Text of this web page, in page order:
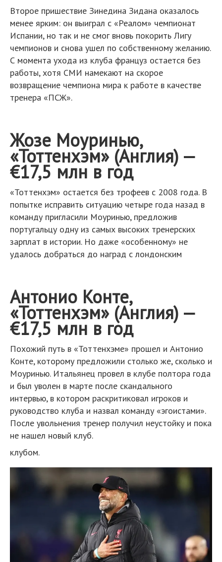
Второе пришествие Зинедина Зидана оказалось
менее ярким: он выиграл с «Реалом» чемпионат
Испании, но так и не смог вновь покорить Лигу
чемпионов и снова ушел по собственному желанию.
С момента ухода из клуба француз остается без
работы, хотя СМИ намекают на скорое
возвращение чемпиона мира к работе в качестве
тренера «ПСЖ».
Жозе Моуринью,
«Тоттенхэм» (Англия) —
€17,5 млн в год
«Тоттенхэм» остается без трофеев с 2008 года. В
попытке исправить ситуацию четыре года назад в
команду пригласили Моуринью, предложив
португальцу одну из самых высоких тренерских
зарплат в истории. Но даже «особенному» не
удалось добраться до наград с лондонским
Антонио Конте,
«Тоттенхэм» (Англия) —
€17,5 млн в год
Похожий путь в «Тоттенхэме» прошел и Антонио
Конте, которому предложили столько же, сколько и
Моуринью. Итальянец провел в клубе полтора года
и был уволен в марте после скандального
интервью, в котором раскритиковал игроков и
руководство клуба и назвал команду «эгоистами».
После увольнения тренер получил неустойку и пока
не нашел новый клуб.
клубом.